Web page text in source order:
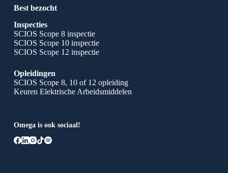
Best bezocht
Inspecties
SCIOS Scope 8 inspectie
SCIOS Scope 10 inspectie
SCIOS Scope 12 inspectie
Opleidingen
SCIOS Scope 8, 10 of 12 opleiding
Keuren Elektrische Arbeidsmiddelen
Omega is ook sociaal!